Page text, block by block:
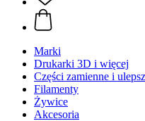
Marki
Drukarki 3D i więcej
Części zamienne i
Filamenty
Żywice
Akcesoria